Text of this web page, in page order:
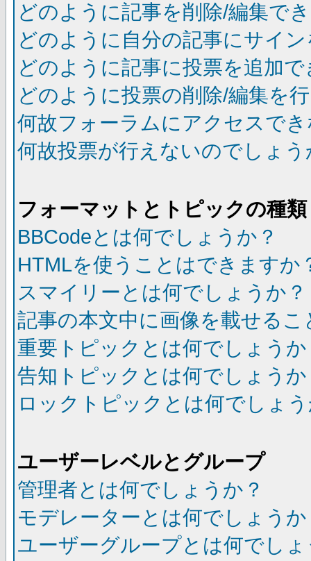
どのように記事を削除/編集で
どのように自分の記事にサイ
どのように記事に投票を追加
どのように投票の削除/編集を
何故フォーラムにアクセスで
何故投票が行えないのでしょう
フォーマットとトピックの種類
BBCodeとは何でしょうか？
HTMLを使うことはできますか
スマイリーとは何でしょうか？
記事の本文中に画像を載せる
重要トピックとは何でしょうか
告知トピックとは何でしょうか
ロックトピックとは何でしょ
ユーザーレベルとグループ
管理者とは何でしょうか？
モデレーターとは何でしょうか
ユーザーグループとは何でし